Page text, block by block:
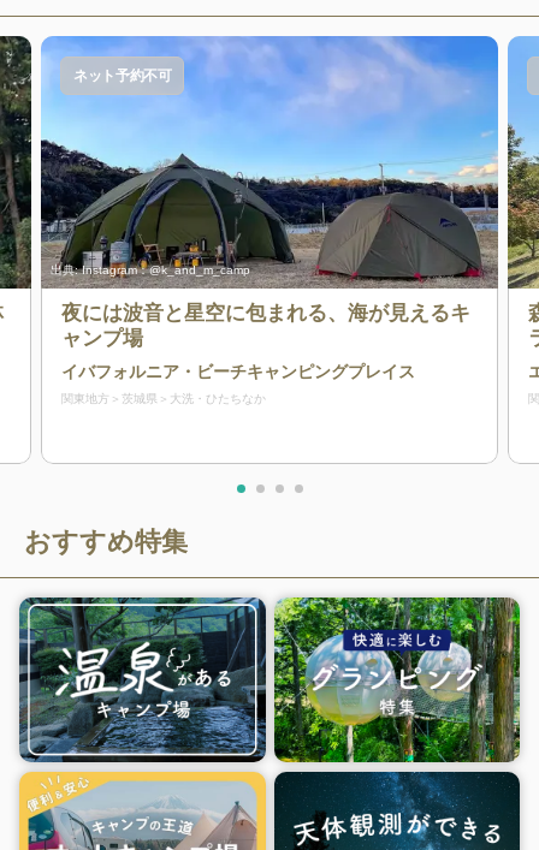
出典:Instagram：@k_and_m_camp
ネット予約不可
夜には波音と星空に包まれる、海が見えるキ
ャンプ場
イバフォルニア・ビーチキャンピングプレイス
関東地方 茨城県 大洗・ひたちなか
おすすめ特集